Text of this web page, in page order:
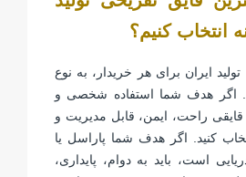
انتخاب کنیم؟
ایران برای هر خریدار، به نوع
اگر هدف شما استفاده شخصی و
قایقی راحت، ایمن، قابل مدیریت و
کنید. اگر هدف شما پاراسل یا
است، باید به دوام، پایداری،